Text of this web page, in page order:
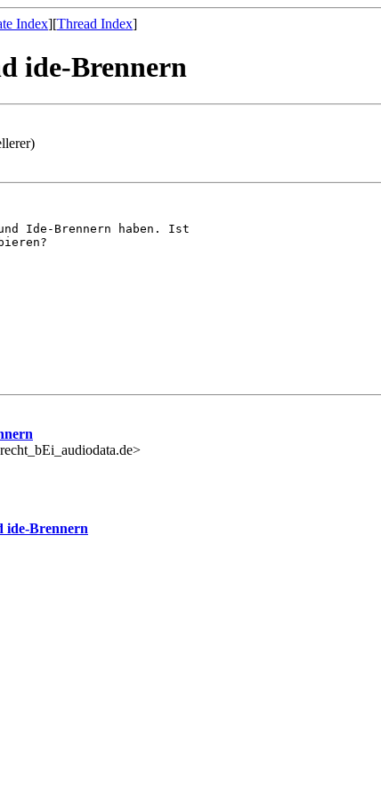
Index][Thread Index]
ide-Brennern
Ide-Brennern haben. Ist
ide-Brennern